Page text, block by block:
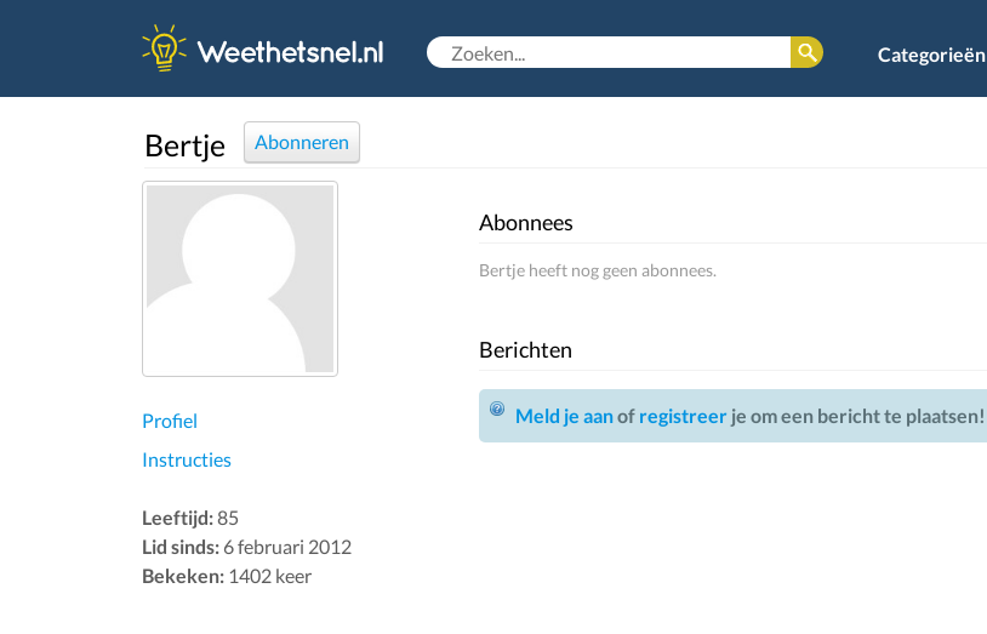
Categorieën
Bertje Abonneren
Profiel
Instructies
Leeftijd:85
Lid sinds: 6 februari 2012
Bekeken: 1402 keer
Abonnees
Bertje heeft nog geen abonnees.
Berichten
Meld je aanof registreerje om een bericht te plaatsen!